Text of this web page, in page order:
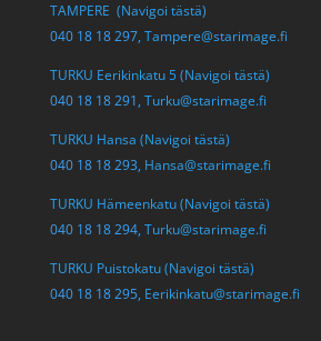
TAMPERE (Navigoi tästä)
040 18 18 297, Tampere@starimage.fi
TURKU Eerikinkatu 5 (Navigoi tästä)
040 18 18 291, Turku@starimage.fi
TURKU Hansa (Navigoi tästä)
040 18 18 293, Hansa@starimage.fi
TURKU Hämeenkatu (Navigoi tästä)
040 18 18 294, Turku@starimage.fi
TURKU Puistokatu (Navigoi tästä)
040 18 18 295, Eerikinkatu@starimage.fi